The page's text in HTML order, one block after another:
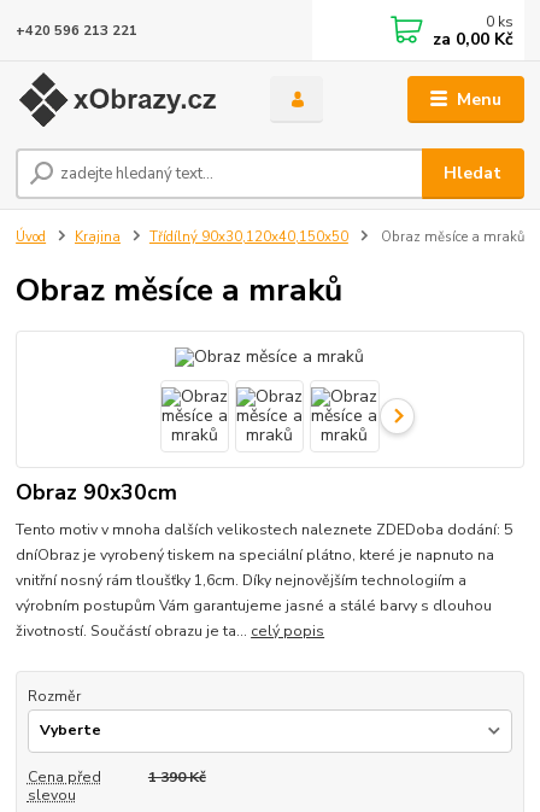
Menu
Hledat
+420 596 213 221 0 ks
za 0,00 Kč
Úvod Krajina Třídílný 90x30,120x40,150x50 Obraz měsíce a mraků
Obraz měsíce a mraků
Obraz 90x30cm
Tento motiv v mnoha dalších velikostech naleznete ZDEDoba dodání: 5
dníObraz je vyrobený tiskem na speciální plátno, které je napnuto na
vnitřní nosný rám tloušťky 1,6cm. Díky nejnovějším technologiím a
výrobním postupům Vám garantujeme jasné a stálé barvy s dlouhou
životností. Součástí obrazu je ta... celý popis
Rozměr
Cena před
slevou
1 390 Kč